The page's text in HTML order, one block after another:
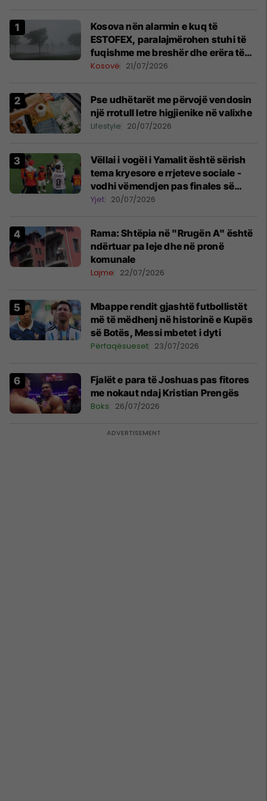
Kosova nën alarmin e kuq të
ESTOFEX, paralajmërohen stuhi të
fuqishme me breshër dhe erëra të
forta
Kosovë 21/07/2026
Pse udhëtarët me përvojë vendosin
një rrotull letre higjienike në valixhe
Lifestyle 20/07/2026
Vëllai i vogël i Yamalit është sërish
tema kryesore e rrjeteve sociale -
vodhi vëmendjen pas finales së
Kupës së Botës
Yjet 20/07/2026
Rama: Shtëpia në "Rrugën A" është
ndërtuar pa leje dhe në pronë
komunale
Lajme 22/07/2026
Mbappe rendit gjashtë futbollistët
më të mëdhenj në historinë e Kupës
së Botës, Messi mbetet i dyti
Përfaqësueset 23/07/2026
Fjalët e para të Joshuas pas fitores
me nokaut ndaj Kristian Prengës
Boks 26/07/2026